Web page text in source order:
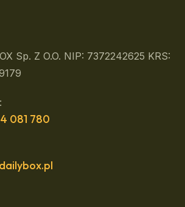
Sp. Z O.o. NIP: 7372242625 KRS:
081 780